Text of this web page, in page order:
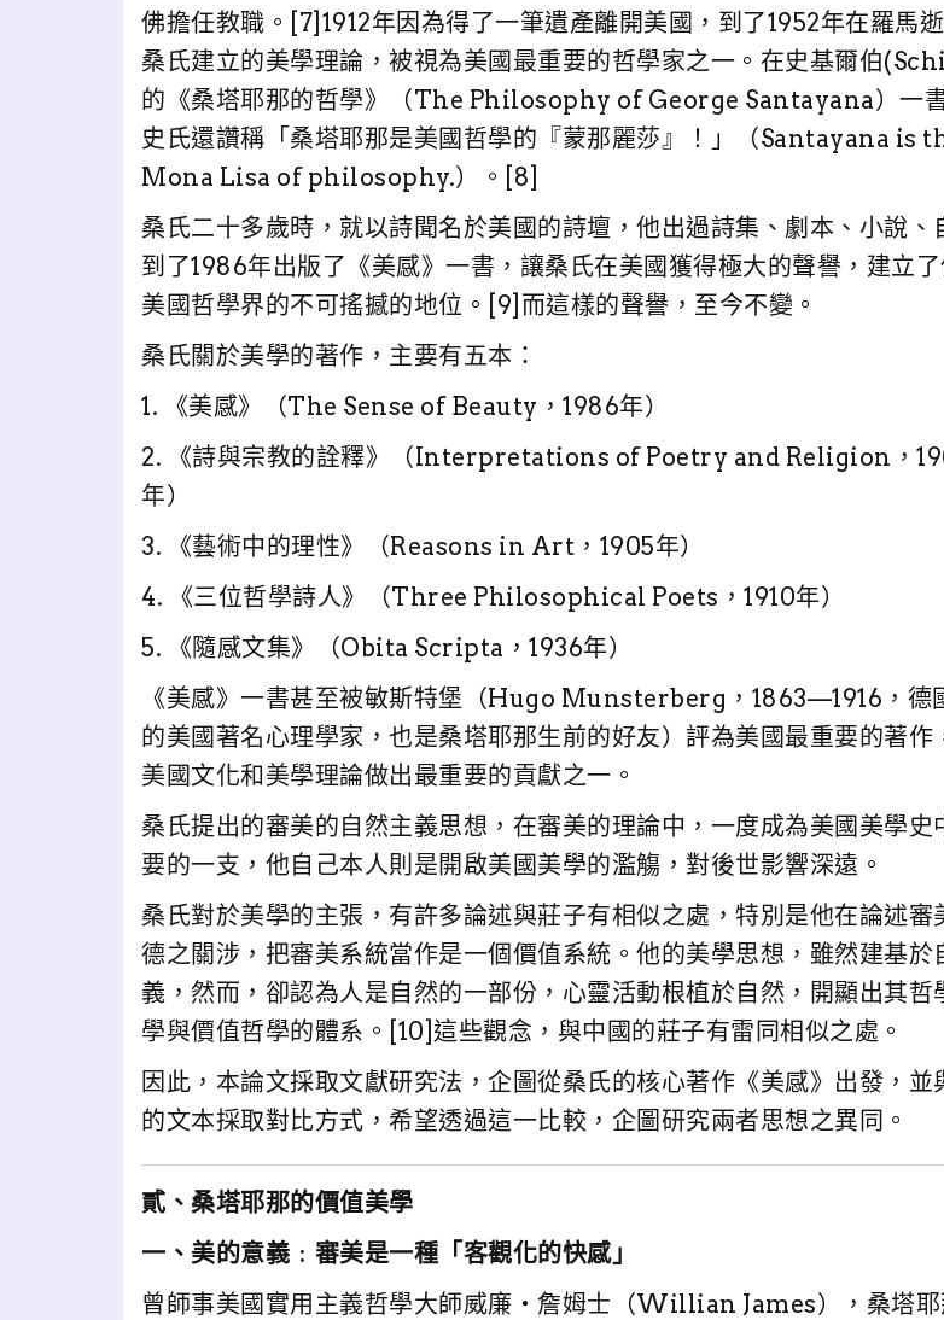
佛擔任教職。[7]1912年因為得了一筆遺產離開美國，到了1952年在羅馬逝
桑氏建立的美學理論，被視為美國最重要的哲學家之一。在史基爾伯
的《桑塔耶那的哲學》（The Philosophy of George Santayana）一書
史氏還讚稱「桑塔耶那是美國哲學的『蒙那麗莎』！」（Santayana is
Mona Lisa of philosophy.）。[8]
桑氏二十多歲時，就以詩聞名於美國的詩壇，他出過詩集、劇本、小說、
到了1986年出版了《美感》一書，讓桑氏在美國獲得極大的聲譽，建立
美國哲學界的不可搖撼的地位。[9]而這樣的聲譽，至今不變。
桑氏關於美學的著作，主要有五本：
1. 《美感》（The Sense of Beauty，1986年）
2. 《詩與宗教的詮釋》（Interpretations of Poetry and Religion，
年）
3. 《藝術中的理性》（Reasons in Art，1905年）
4. 《三位哲學詩人》（Three Philosophical Poets，1910年）
5. 《隨感文集》（Obita Scripta，1936年）
《美感》一書甚至被敏斯特堡（Hugo Munsterberg，1863—1916，德
的美國著名心理學家，也是桑塔耶那生前的好友）評為美國最重要的著作
美國文化和美學理論做出最重要的貢獻之一。
桑氏提出的審美的自然主義思想，在審美的理論中，一度成為美國美學史
要的一支，他自己本人則是開啟美國美學的濫觴，對後世影響深遠。
桑氏對於美學的主張，有許多論述與莊子有相似之處，特別是他在論述審
德之關涉，把審美系統當作是一個價值系統。他的美學思想，雖然建基於
義，然而，卻認為人是自然的一部份，心靈活動根植於自然，開顯出其哲
學與價值哲學的體系。[10]這些觀念，與中國的莊子有雷同相似之處。
因此，本論文採取文獻研究法，企圖從桑氏的核心著作《美感》出發，並
的文本採取對比方式，希望透過這一比較，企圖研究兩者思想之異同。
貳、桑塔耶那的價值美學
一、美的意義﹕審美是一種「客觀化的快感」
曾師事美國實用主義哲學大師威廉‧詹姆士（Willian James），桑塔耶